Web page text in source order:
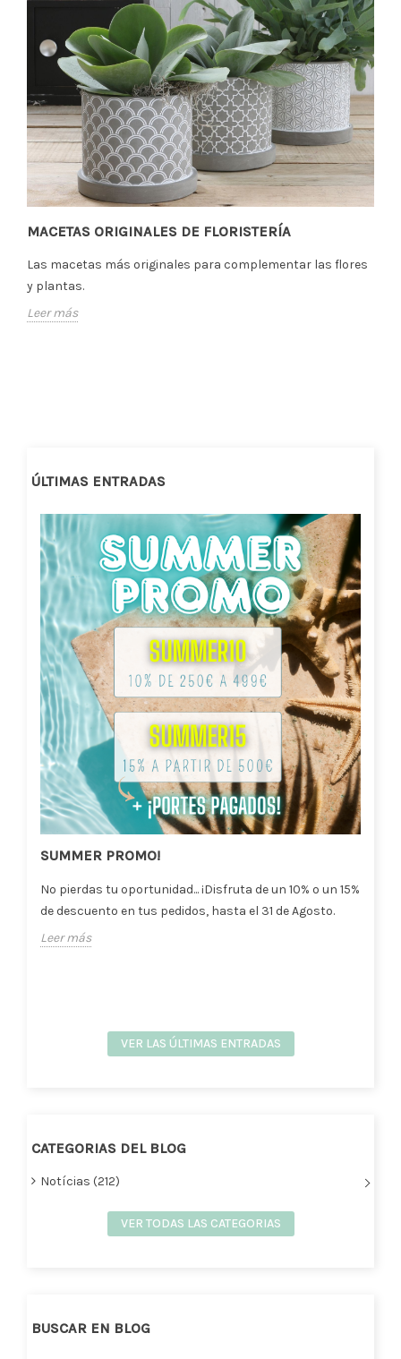
ÚLTIMAS ENTRADAS
SUMMER PROMO!
No pierdas tu oportunidad... ¡Disfruta de un 10% o un 15%
de descuento en tus pedidos, hasta el 31 de Agosto.
Leer más
VER LAS ÚLTIMAS ENTRADAS
CATEGORIAS DEL BLOG
Notícias (212)
VER TODAS LAS CATEGORIAS
BUSCAR EN BLOG
MACETAS ORIGINALES DE FLORISTERÍA
Las macetas más originales para complementar las flores
y plantas.
Leer más